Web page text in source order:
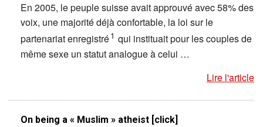
En 2005, le peuple suisse avait approuvé avec 58% des
voix, une majorité déjà confortable, la loi sur le
partenariat enregistré1 qui instituait pour les couples de
même sexe un statut analogue à celui …
Lire l'article
On being a « Muslim » atheist [click]